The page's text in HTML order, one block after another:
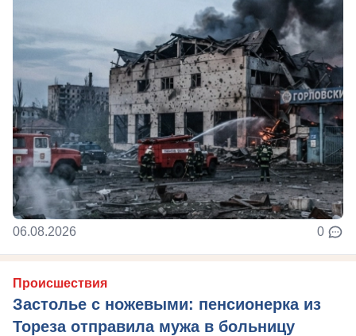
06.08.2026 0
Происшествия
Застолье с ножевыми: пенсионерка из
Тореза отправила мужа в больницу